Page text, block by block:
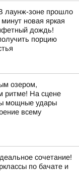
лаунж-зоне прошло
новая яркая
дождь!
порцию
озером,
ритме! На сцене
мощные удары
всему
сочетание!
по бачате и